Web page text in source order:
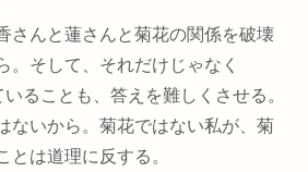
さんと蓮さんと菊花の関係を破壊
。そして、それだけじゃなく
ることも、答えを難しくさせる。
ないから。菊花ではない私が、菊
は道理に反する。